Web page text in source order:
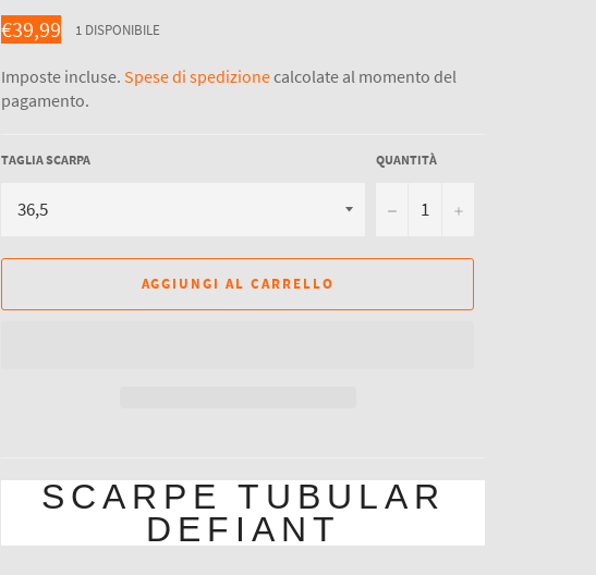
Prezzo
di
€39,99 1 DISPONIBILE
Imposte incluse. Spese di spedizionecalcolate al momento del
pagamento.
TAGLIA SCARPA QUANTITÀ
− +
AGGIUNGI AL CARRELLO
SCARPE TUBULAR
DEFIANT